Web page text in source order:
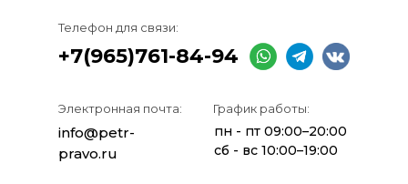
+7(965)761-84-94
info@petr-
pravo.ru
пн - пт 09:00–20:00
сб - вс 10:00–19:00
Телефон для связи:
Электронная почта: График работы: